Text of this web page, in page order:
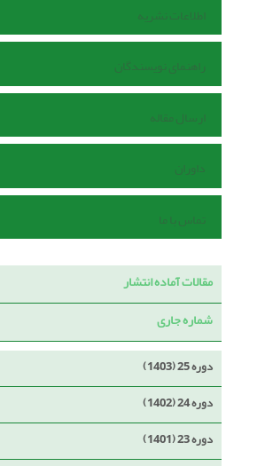
اطلاعات نشریه
راهنمای نویسندگان
ارسال مقاله
داوران
تماس با ما
مقالات آماده انتشار
شماره جاری
دوره 25 (1403)
دوره 24 (1402)
دوره 23 (1401)